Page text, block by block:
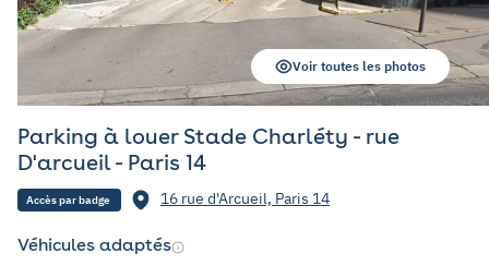
Parking à louer Stade Charléty - rue
D'arcueil - Paris 14
Accès par badge 16 rue d'Arcueil, Paris 14
Voir toutes les photos
Véhicules adaptés